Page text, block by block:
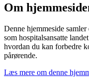
Om
Denne hjemmeside
som hospitalsansatte
hvordan du kan forbedre
pårørende.
Læs mere om denne